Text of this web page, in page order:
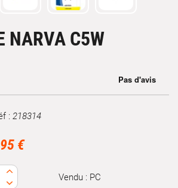
NARVA C5W
: 218314
€
Vendu : PC